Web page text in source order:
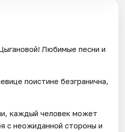
Любимые песни и
поистине безгранична,
каждый человек может
с неожиданной стороны и